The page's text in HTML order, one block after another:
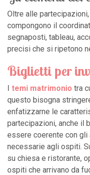
Oltre alle
compongono il
segnaposti, tableau,
precisi che si ripetono
Biglietti per
I temi matrimonio tra
questo bisogna
enfatizzarne le
partecipazioni, anche il
essere coerente con
necessarie agli ospiti.
su chiesa e ristorante,
ospiti che arrivano da